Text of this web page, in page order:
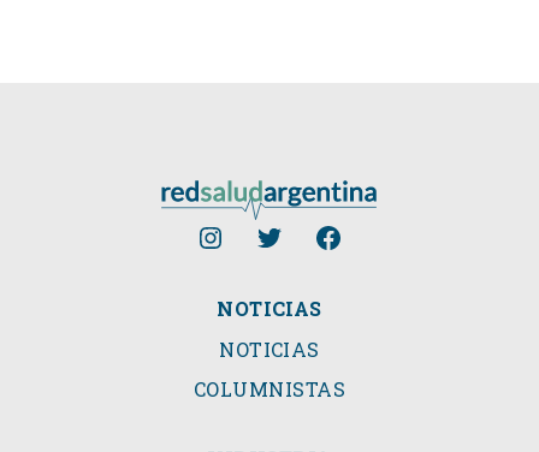
NOTICIAS
NOTICIAS
COLUMNISTAS